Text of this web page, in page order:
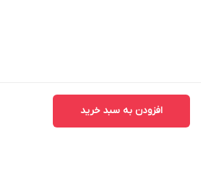
افزودن به سبد خرید